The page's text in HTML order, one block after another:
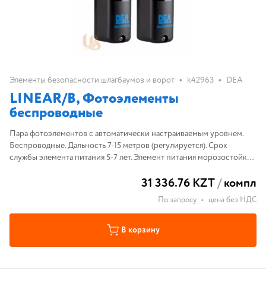
Элементы безопасности шлагбаумов и ворот • k42963 • DEA
LINEAR/B, Фотоэлементы
беспроводные
Пара фотоэлементов с автоматически настраиваемым уровнем.
Беспроводные. Дальность 7-15 метров (регулируется). Срок
службы элемента питания 5-7 лет. Элемент питания морозостойкий
31 336.76 KZT/компл
По запросу • цена без НДС
В корзину